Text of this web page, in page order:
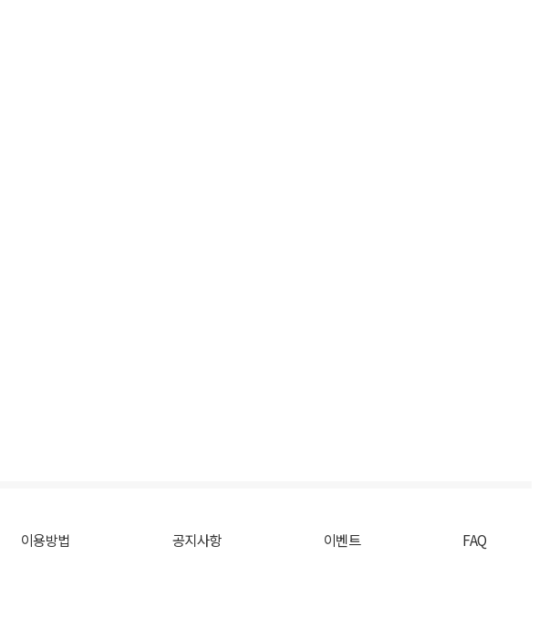
이용방법 공지사항 이벤트 FAQ